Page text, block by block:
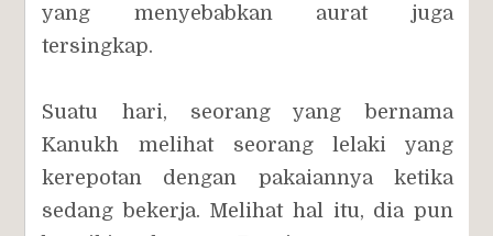
yang menyebabkan aurat juga
tersingkap.
Suatu hari, seorang yang bernama
Kanukh melihat seorang lelaki yang
kerepotan dengan pakaiannya ketika
sedang bekerja. Melihat hal itu, dia pun